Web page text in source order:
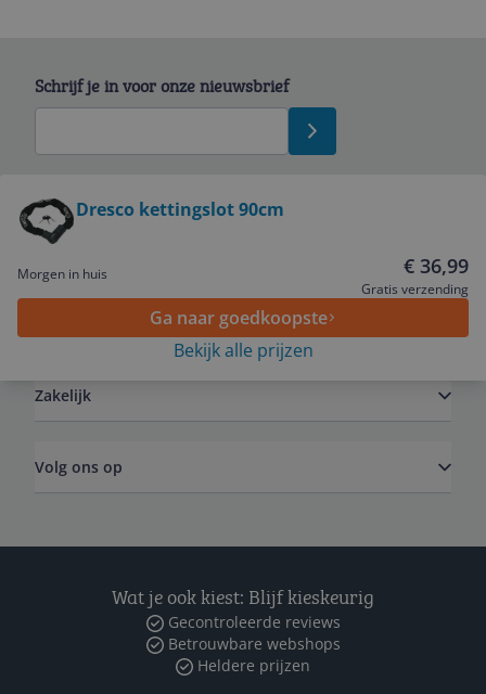
Dresco kettingslot 90cm
Morgen in huis € 36,99
Gratis verzending
Ga naar goedkoopste
Bekijk alle prijzen
Schrijf je in voor onze nieuwsbrief
Zakelijk
Volg ons op
Wat je ook kiest: Blijf kieskeurig
Gecontroleerde reviews
Betrouwbare webshops
Heldere prijzen